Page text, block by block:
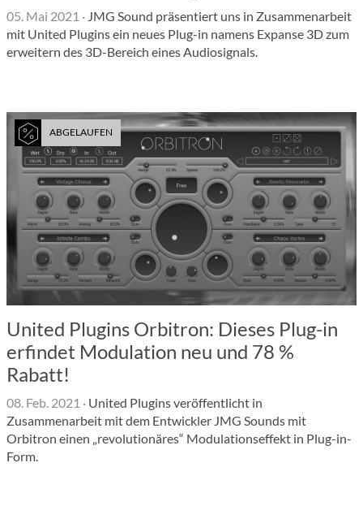
05. Mai 2021 · JMG Sound präsentiert uns in Zusammenarbeit
mit United Plugins ein neues Plug-in namens Expanse 3D zum
erweitern des 3D-Bereich eines Audiosignals.
ABGELAUFEN
United Plugins Orbitron: Dieses Plug-in
erfindet Modulation neu und 78 %
Rabatt!
08. Feb. 2021 · United Plugins veröffentlicht in
Zusammenarbeit mit dem Entwickler JMG Sounds mit
Orbitron einen „revolutionäres“ Modulationseffekt in Plug-in-
Form.